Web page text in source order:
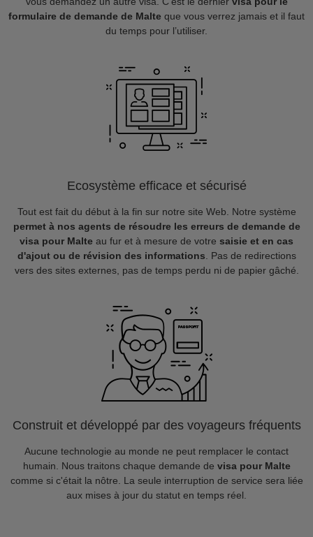
formulaire de demande de Malte que vous verrez jamais et il faut
du temps pour l’utiliser.
Ecosystème efficace et sécurisé
Tout est fait du début à la fin sur notre site Web. Notre système
permet à nos agents de résoudre les erreurs de demande de
visa pour Malte au fur et à mesure de votre saisie et en cas
d'ajout ou de révision des informations . Pas de redirections
vers des sites externes, pas de temps perdu ni de papier gâché.
Construit et développé par des voyageurs fréquents
Aucune technologie au monde ne peut remplacer le contact
humain. Nous traitons chaque demande de visa pour Malte
comme si c'était la nôtre. La seule interruption de service sera liée
aux mises à jour du statut en temps réel.